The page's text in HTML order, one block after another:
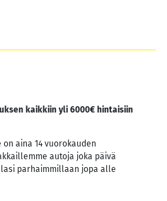
kaikkiin yli 6000€ hintaisiin
aina 14 vuorokauden
autoja joka päivä
parhaimmillaan jopa alle